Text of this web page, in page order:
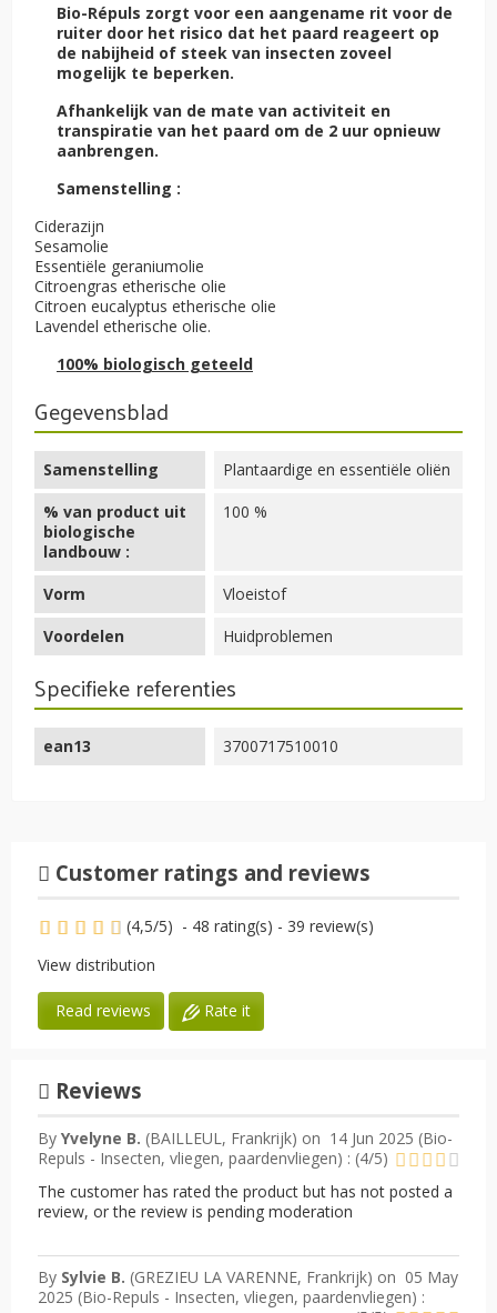
Bio-Répuls zorgt voor een aangename rit voor de
ruiter door het risico dat het paard reageert op
de nabijheid of steek van insecten zoveel
mogelijk te beperken.
Afhankelijk van de mate van activiteit en
transpiratie van het paard om de 2 uur opnieuw
aanbrengen.
Samenstelling :
Ciderazijn
Sesamolie
Essentiële geraniumolie
Citroengras etherische olie
Citroen eucalyptus etherische olie
Lavendel etherische olie.
100% biologisch geteeld
Gegevensblad
Samenstelling
Plantaardige en essentiële oliën
% van product uit
biologische
landbouw :
100 %
Vorm
Vloeistof
Voordelen
Huidproblemen
Specifieke referenties
ean13 3700717510010
Customer ratings and reviews
(4,5/5) - 48 rating(s) - 39 review(s)
View distribution
Read reviews Rate it
Reviews
By Yvelyne B. (BAILLEUL, Frankrijk) on 14 Jun 2025 (Bio-
Repuls - Insecten, vliegen, paardenvliegen) : (4/5)
The customer has rated the product but has not posted a
review, or the review is pending moderation
By Sylvie B. (GREZIEU LA VARENNE, Frankrijk) on 05 May
2025 (Bio-Repuls - Insecten, vliegen, paardenvliegen) :